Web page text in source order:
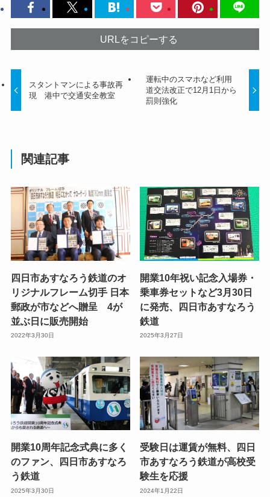
URLをコピーする
スタントマンによる事故再
現 港中で交通安全教室
運転中のスマホなど利用
道交法改正で12月1日から
罰則強化
関連記事
四日市あすなろう鉄道のオ
リジナルフレーム切手 日本
郵政が市などへ贈呈 4が
並ぶ日に販売開始
2022年3月30日
開業10年祝い記念入場券・
乗車券セットなど3月30日
に発売、四日市あすなろう
鉄道
2025年3月27日
開業10周年記念式典に多く
のファン、四日市あすなろ
う鉄道
2025年3月30日
受験日は運賃が無料、四日
市あすなろう鉄道が高校受
験生を応援
2024年1月22日